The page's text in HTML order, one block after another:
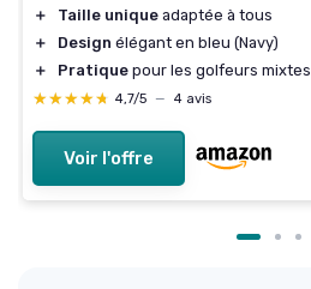
＋
Taille unique adaptée à tous
＋
Design élégant en bleu (Navy)
＋
Pratique pour les golfeurs mixtes
★★★★★
★★★★★ 4,7/5 — 4 avis
Voir l'offre